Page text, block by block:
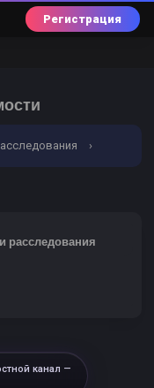
Регистрация
›
расследования
канал —